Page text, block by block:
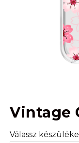
Vintage
Válassz